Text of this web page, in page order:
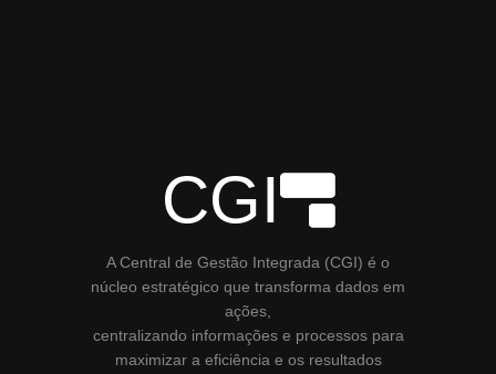
CGI
A Central de Gestão Integrada (CGI) é o
núcleo estratégico que transforma dados em
ações,
centralizando informações e processos para
maximizar a eficiência e os resultados